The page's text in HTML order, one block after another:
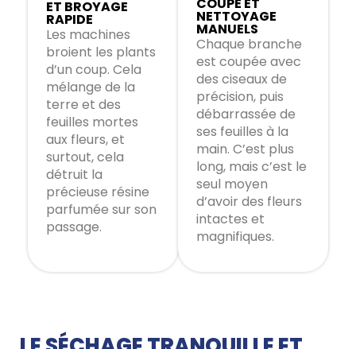
ET BROYAGE
RAPIDE
Les machines
broient les plants
d’un coup. Cela
mélange de la
terre et des
feuilles mortes
aux fleurs, et
surtout, cela
détruit la
précieuse résine
parfumée sur son
passage.
NETTOYAGE
MANUELS
Chaque branche
est coupée avec
des ciseaux de
précision, puis
débarrassée de
ses feuilles à la
main. C’est plus
long, mais c’est le
seul moyen
d’avoir des fleurs
intactes et
magnifiques.